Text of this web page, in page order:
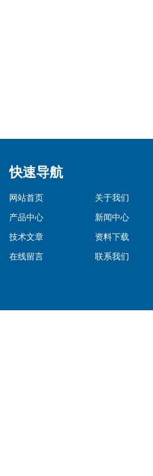
快速导航
网站首页
关于我们
产品中心
新闻中心
技术文章
资料下载
在线留言
联系我们